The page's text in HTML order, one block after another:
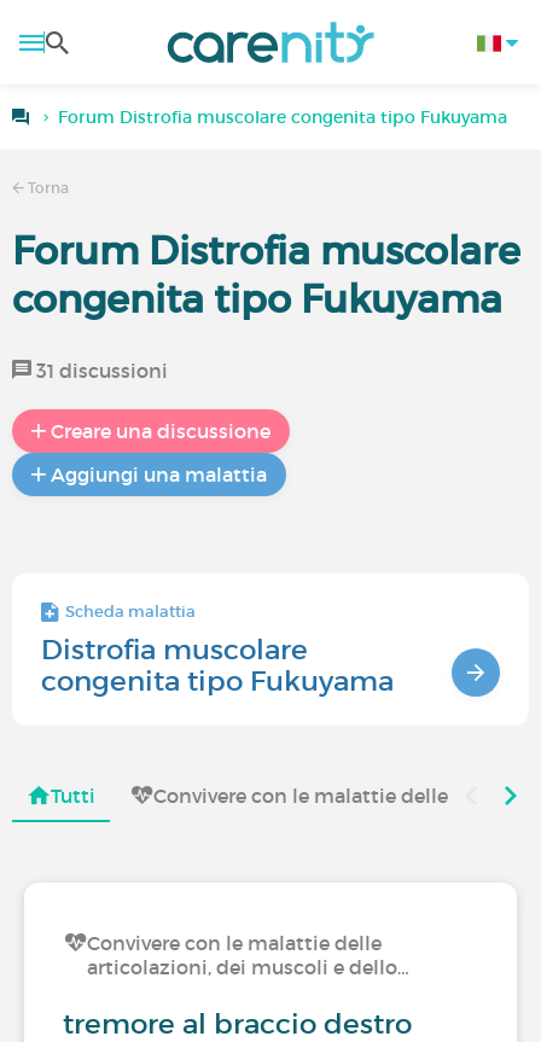
Forum Distrofia muscolare congenita tipo Fukuyama
Torna
Forum Distrofia muscolare
congenita tipo Fukuyama
31 discussioni
Creare una discussione
Aggiungi una malattia
Scheda malattia
Distrofia muscolare
congenita tipo Fukuyama
Tutti Convivere con le malattie delle
Convivere con le malattie delle
articolazioni, dei muscoli e dello…
tremore al braccio destro